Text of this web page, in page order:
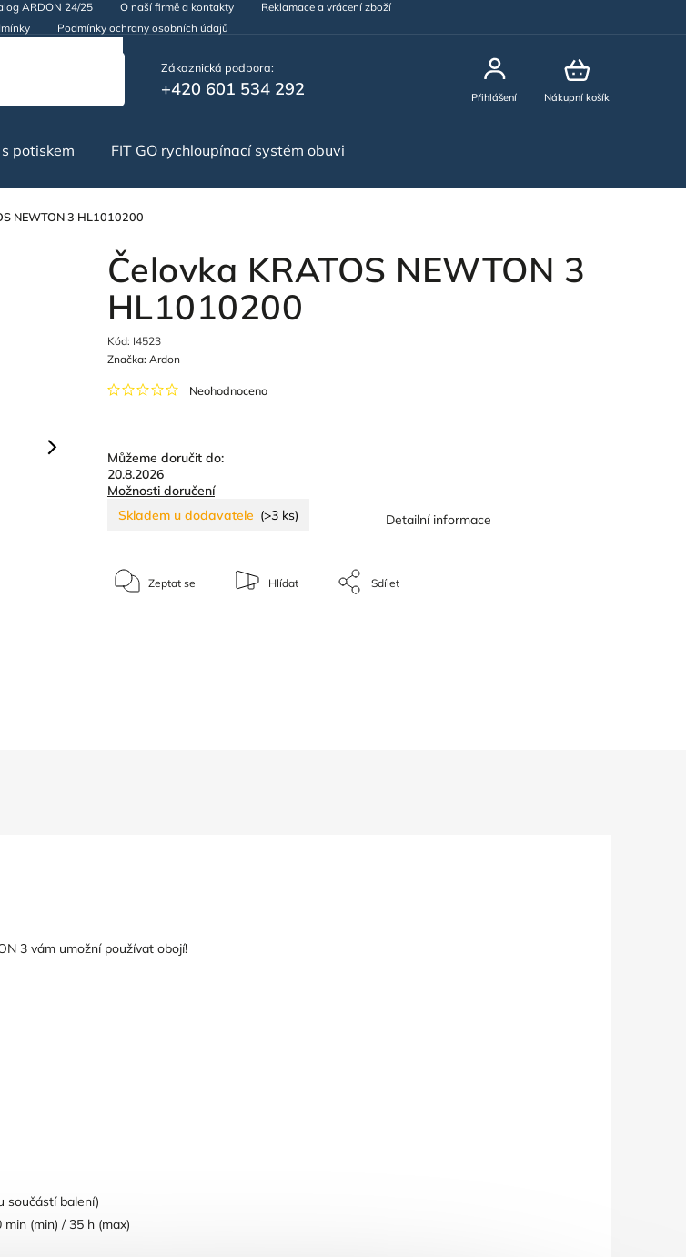
ARDON 24/25 O naší firmě a kontakty
Reklamace a vrácení zboží
Podmínky ochrany osobních údajů
Zákaznická podpora:
+420 601 534 292 Nákupní košík
Přihlášení
potiskem FIT GO rychloupínací systém obuvi
NEWTON 3 HL1010200
Čelovka KRATOS NEWTON 3
HL1010200
Kód: I4523
Neohodnoceno
Značka: Ardon
Můžeme doručit do:
20.8.2026
Možnosti doručení
Skladem u dodavatele (>3 ks) Detailní informace
Zeptat se Hlídat Sdílet
3 vám umožní používat obojí!
součástí balení)
(min) / 35 h (max)